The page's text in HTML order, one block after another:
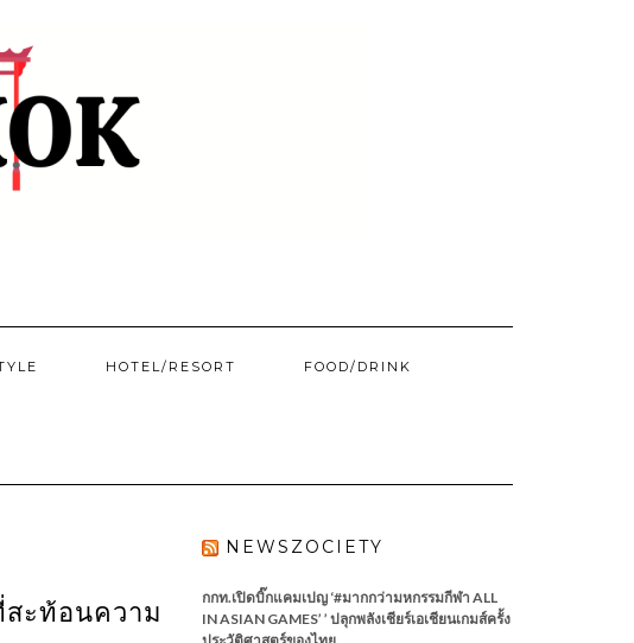
HOTEL/​RESORT FOOD/DRINK
ะท้อนความ
NEWSZOCIETY
กกท.เปิดบิ๊กแคมเปญ ‘#มากกว่ามหกรรมกีฬา ALL
IN ASIAN GAMES’ ’ ปลุกพลังเชียร์เอเชียนเกมส์ครั้ง